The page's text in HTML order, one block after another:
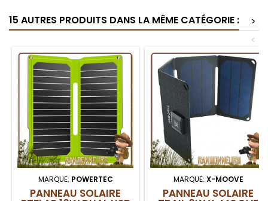
15 AUTRES PRODUITS DANS LA MÊME CATÉGORIE :
>
<
MARQUE: POWERTEC
PANNEAU SOLAIRE
MARQUE: X-MOOVE
PANNEAU SOLAIRE